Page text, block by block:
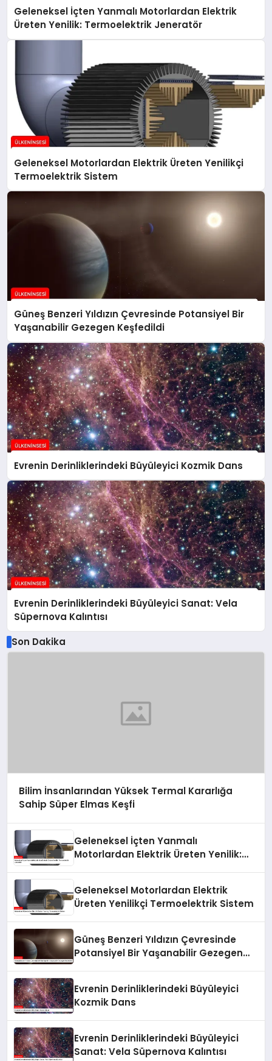
Geleneksel İçten Yanmalı Motorlardan Elektrik
Üreten Yenilik: Termoelektrik Jeneratör
Geleneksel Motorlardan Elektrik Üreten Yenilikçi
Termoelektrik Sistem
Güneş Benzeri Yıldızın Çevresinde Potansiyel Bir
Yaşanabilir Gezegen Keşfedildi
Evrenin Derinliklerindeki Büyüleyici Kozmik Dans
Evrenin Derinliklerindeki Büyüleyici Sanat: Vela
Süpernova Kalıntısı
Son Dakika
Bilim İnsanlarından Yüksek Termal Kararlığa
Sahip Süper Elmas Keşfi
Geleneksel İçten Yanmalı
Motorlardan Elektrik Üreten Yenilik:
Geleneksel Motorlardan Elektrik
Üreten Yenilikçi Termoelektrik Sistem
Güneş Benzeri Yıldızın Çevresinde
Potansiyel Bir Yaşanabilir Gezegen
Evrenin Derinliklerindeki Büyüleyici
Kozmik Dans
Evrenin Derinliklerindeki Büyüleyici
Sanat: Vela Süpernova Kalıntısı